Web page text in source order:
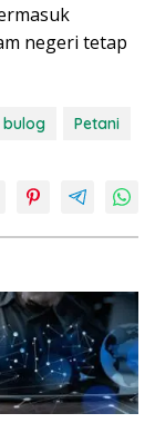
negeri tetap
bulog Petani